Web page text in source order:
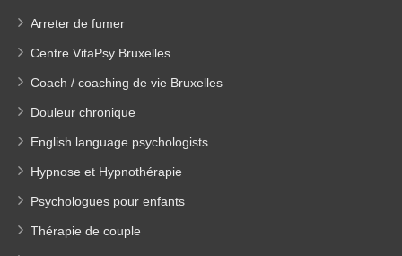
Arreter de fumer
Centre VitaPsy Bruxelles
Coach / coaching de vie Bruxelles
Douleur chronique
English language psychologists
Hypnose et Hypnothérapie
Psychologues pour enfants
Thérapie de couple